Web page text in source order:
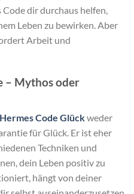
dir durchaus helfen,
Leben zu bewirken. Aber
Arbeit und
– Mythos oder
Hermes Code Glückweder
für Glück. Er ist eher
Techniken und
dein Leben positiv zu
hängt von deiner